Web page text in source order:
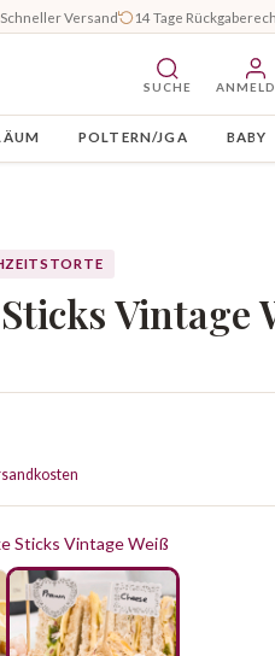
Schneller Versand 14 Tage
SUCHE
POLTERN/JGA BABY
Vintage
Sticks Vintage Weiß